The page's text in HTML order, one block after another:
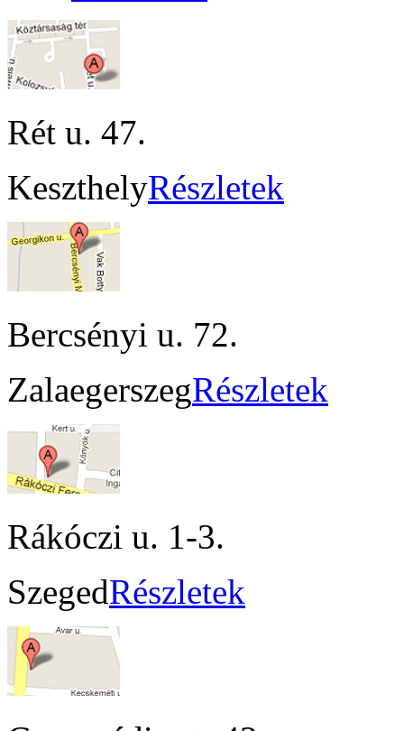
Rét u. 47.
KeszthelyRészletek
Bercsényi u. 72.
ZalaegerszegRészletek
Rákóczi u. 1-3.
SzegedRészletek